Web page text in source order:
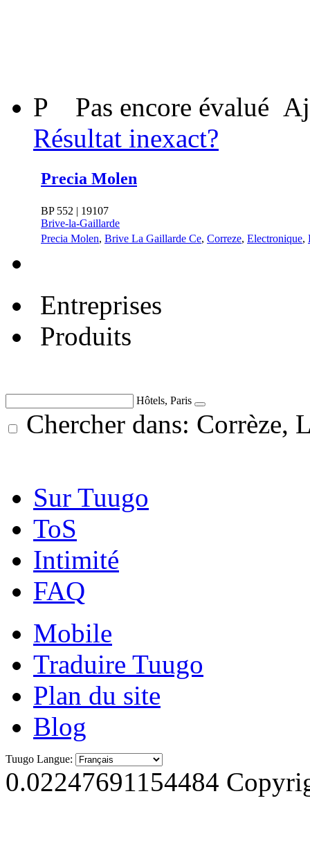
P Pas encore évalué
Résultat inexact?
Precia Molen
BP 552 | 19107
Brive-la-Gaillarde
Precia Molen, Brive La Gaillarde Ce, Correze, Electronique,
Entreprises
Produits
Hôtels, Paris
Chercher dans: Corrèze,
Sur Tuugo
ToS
Intimité
FAQ
Mobile
Traduire Tuugo
Plan du site
Blog
Tuugo Langue:
0.02247691154484